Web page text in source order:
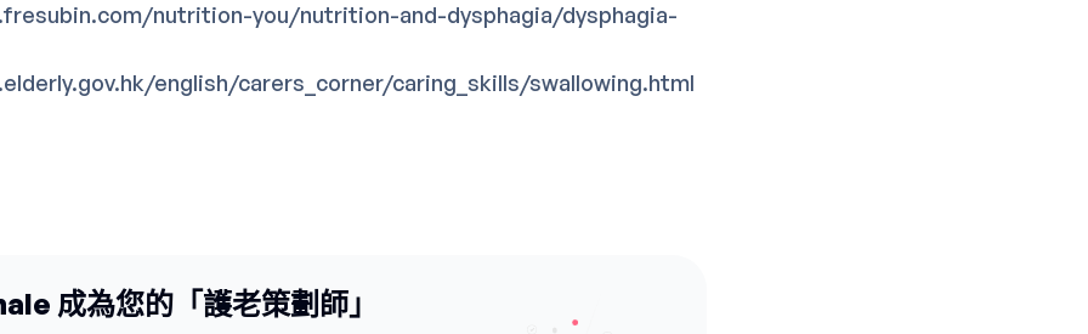
nutrition-you/nutrition-and-dysphagia/dysphagia-
english/carers_corner/caring_skills/swallowing.html
成為您的「護老策劃師」